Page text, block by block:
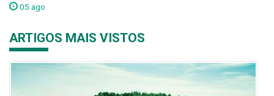
05 ago
ARTIGOS MAIS VISTOS